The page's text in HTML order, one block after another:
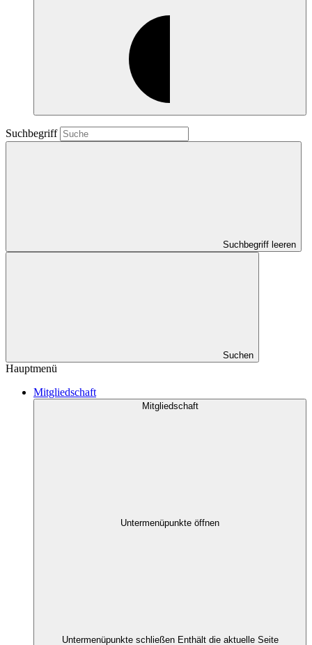
Suchbegriff
Suchbegriff leeren
Suchen
Hauptmenü
Mitgliedschaft
Mitgliedschaft
Untermenüpunkte öffnen
Untermenüpunkte schließen Enthält die aktuelle Seite